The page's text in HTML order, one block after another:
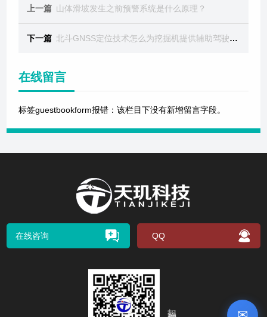
上一篇 山体滑坡发生之前预警系统是什么原理？
下一篇 北斗GNSS定位技术怎么为挖掘机提供辅助驾驶引导？
在线留言
标签guestbookform报错：该栏目下没有新增留言字段。
在线咨询 QQ